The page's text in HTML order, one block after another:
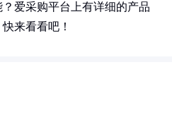
爱采购平台上有详细的产品
来看看吧！